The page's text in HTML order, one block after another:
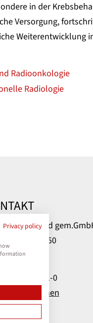
in der
Versorgung,
Weiterentwicklung
Radioonkologie
Radiologie
Bielefeld
Str. 50
Bielefeld
0521 581-0
aufnehmen
Privacy policy